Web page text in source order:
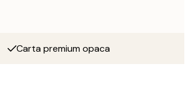
Carta premium opaca